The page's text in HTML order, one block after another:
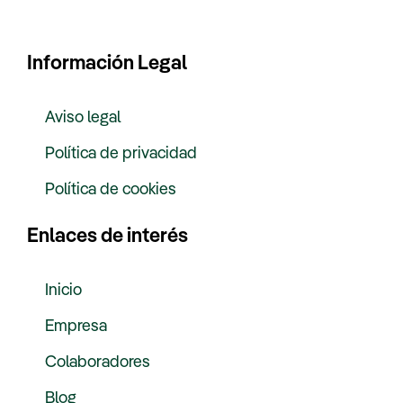
Información Legal
Aviso legal
Política de privacidad
Política de cookies
Enlaces de interés
Inicio
Empresa
Colaboradores
Blog